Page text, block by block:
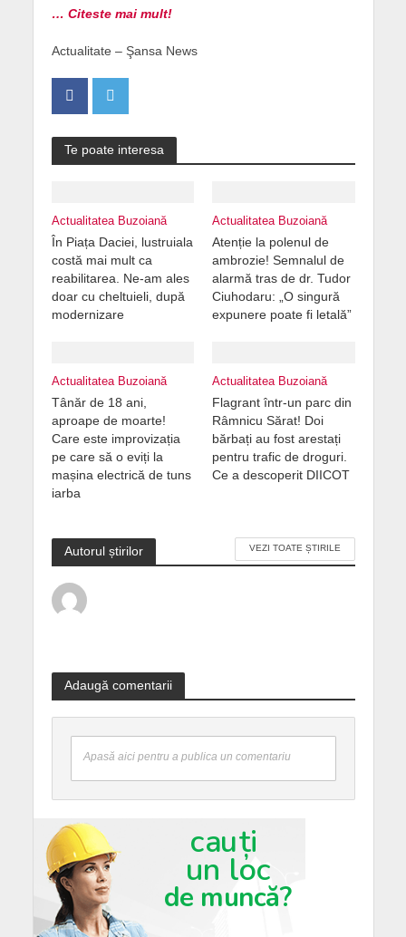
… Citeste mai mult!
Actualitate – Şansa News
Te poate interesa
Actualitatea Buzoiană
În Piața Daciei, lustruiala
costă mai mult ca
reabilitarea. Ne-am ales
doar cu cheltuieli, după
modernizare
Actualitatea Buzoiană
Atenție la polenul de
ambrozie! Semnalul de
alarmă tras de dr. Tudor
Ciuhodaru: „O singură
expunere poate fi letală”
Actualitatea Buzoiană
Tânăr de 18 ani,
aproape de moarte!
Care este improvizația
pe care să o eviți la
mașina electrică de tuns
iarba
Actualitatea Buzoiană
Flagrant într-un parc din
Râmnicu Sărat! Doi
bărbați au fost arestați
pentru trafic de droguri.
Ce a descoperit DIICOT
Autorul știrilor VEZI TOATE ȘTIRILE
Adaugă comentarii
Apasă aici pentru a publica un comentariu